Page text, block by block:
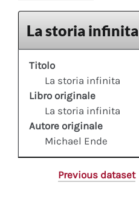
La storia infinita
Titolo
La storia infinita
Libro originale
La storia infinita
Autore originale
Michael Ende
Previous dataset